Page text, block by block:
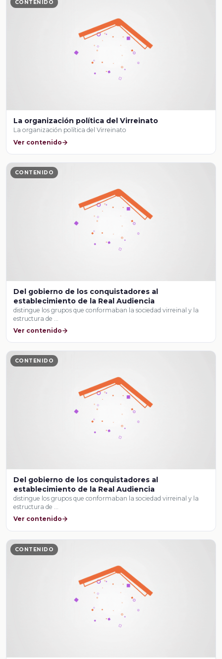
CONTENIDO
La organización política del Virreinato
La organización política del Virreinato
Ver contenido
CONTENIDO
Del gobierno de los conquistadores al
establecimiento de la Real Audiencia
distingue los grupos que conformaban la sociedad virreinal y la
estructura de …
Ver contenido
CONTENIDO
Del gobierno de los conquistadores al
establecimiento de la Real Audiencia
distingue los grupos que conformaban la sociedad virreinal y la
estructura de …
Ver contenido
CONTENIDO